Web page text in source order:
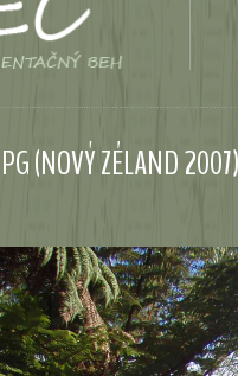
(NOVÝ ZÉLAND 2007)